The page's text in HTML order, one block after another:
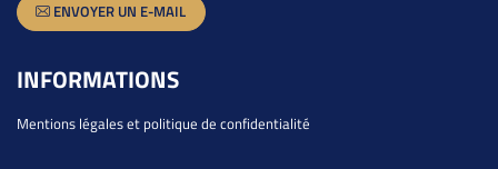
ENVOYER UN E-MAIL
INFORMATIONS
Mentions légales et politique de confidentialité